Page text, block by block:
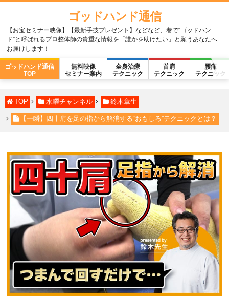
ゴッドハンド通信
【お宝セミナー映像】【最新手技プレゼント】などなど、巷で“ゴッドハン
ド”と呼ばれるプロ整体師の貴重な情報を「誰かを助けたい」と願うあなたへ
お届けします！
ゴッドハンド通信
TOP
無料映像
セミナー案内
全身治療
テクニック
首肩
テクニック
腰痛
テクニック
TOP 水曜チャンネル 鈴木章生
【一瞬】四十肩を足の指から解消する“おもしろ”テクニックとは？